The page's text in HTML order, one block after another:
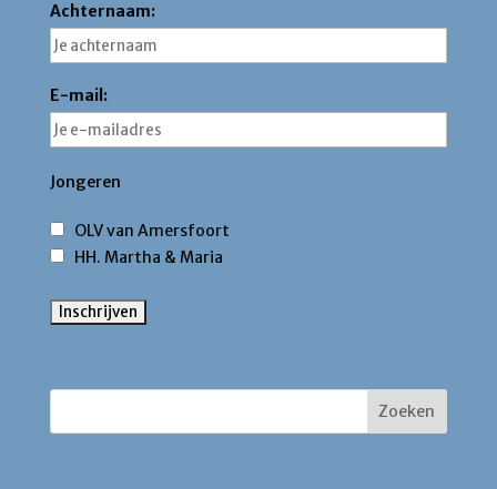
Achternaam:
E-mail:
Jongeren
OLV van Amersfoort
HH. Martha & Maria